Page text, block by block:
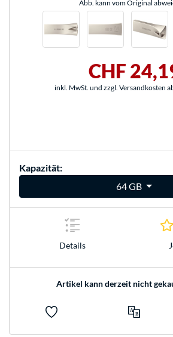
Abb. kann vom Original
CHF
inkl. MwSt. und zzgl. Versandkosten
Kapazität:
64 GB
Details
Artikel kann derzeit nicht